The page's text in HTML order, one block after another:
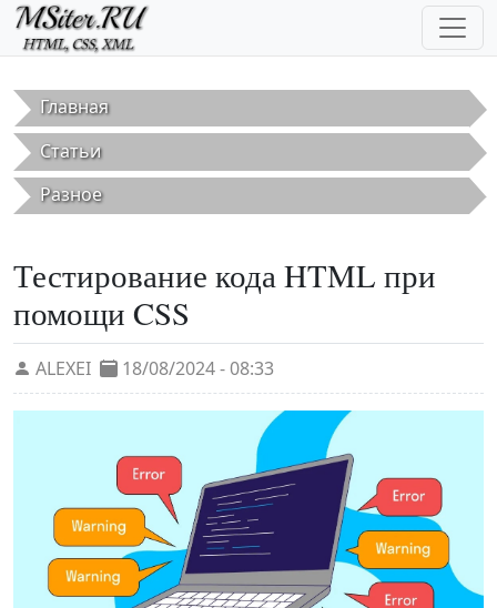
Перейти к основному содержанию
Главная
Статьи
Разное
Тестирование кода HTML при
помощи CSS
ALEXEI 18/08/2024 - 08:33